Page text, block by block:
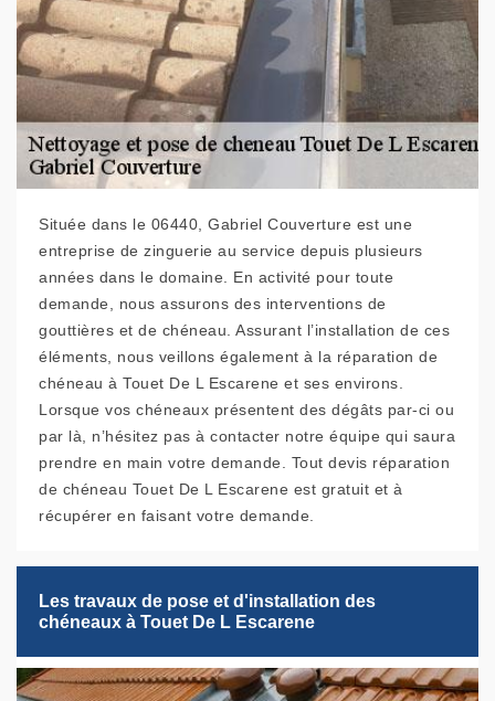
Située dans le 06440, Gabriel Couverture est une
entreprise de zinguerie au service depuis plusieurs
années dans le domaine. En activité pour toute
demande, nous assurons des interventions de
gouttières et de chéneau. Assurant l’installation de ces
éléments, nous veillons également à la réparation de
chéneau à Touet De L Escarene et ses environs.
Lorsque vos chéneaux présentent des dégâts par-ci ou
par là, n’hésitez pas à contacter notre équipe qui saura
prendre en main votre demande. Tout devis réparation
de chéneau Touet De L Escarene est gratuit et à
récupérer en faisant votre demande.
Les travaux de pose et d'installation des
chéneaux à Touet De L Escarene